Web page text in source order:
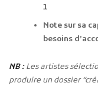
1
Note sur sa
besoins
NB :Les artistes
produire un dossier